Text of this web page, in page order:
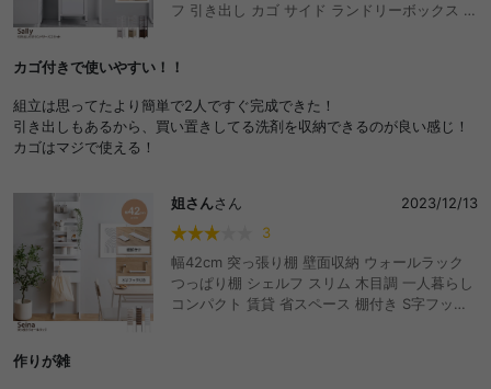
フ 引き出し カゴ サイド ランドリーボックス 洗
洗濯かご ハンガー収納 洗剤 柔軟剤 タオル おし
カゴ付きで使いやすい！！
組立は思ってたより簡単で2人ですぐ完成できた！
引き出しもあるから、買い置きしてる洗剤を収納できるのが良い感じ！
カゴはマジで使える！
姐さんさん
2023/12/13
3
幅42cm 突っ張り棚 壁面収納 ウォールラック
つっぱり棚 シェルフ スリム 木目調 一人暮らし
コンパクト 賃貸 省スペース 棚付き S字フック
作りが雑